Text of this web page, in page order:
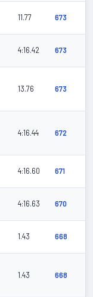
11.77 673
4:16.42 673
13.76 673
4:16.44 672
4:16.60 671
4:16.63 670
1.43 668
1.43 668